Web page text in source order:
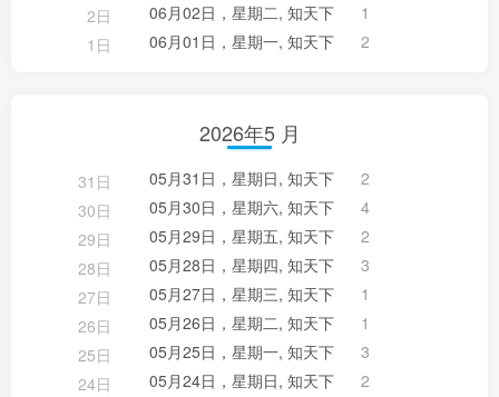
2日
06月02日，星期二, 知天下
1
1日
06月01日，星期一, 知天下 2
2026年5 月
31日 05月31日，星期日, 知天下
2
30日
05月30日，星期六, 知天下
4
29日
05月29日，星期五, 知天下
2
28日
05月28日，星期四, 知天下
3
27日
05月27日，星期三, 知天下
1
26日
05月26日，星期二, 知天下
1
25日
05月25日，星期一, 知天下
3
24日
05月24日，星期日, 知天下
2